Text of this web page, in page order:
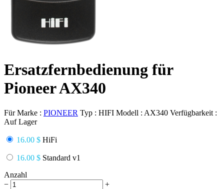
Ersatzfernbedienung für
Pioneer AX340
Für Marke : PIONEER Typ : HIFI Modell : AX340 Verfügbarkeit :
Auf Lager
16.00 $ HiFi
16.00 $ Standard v1
Anzahl
−
+